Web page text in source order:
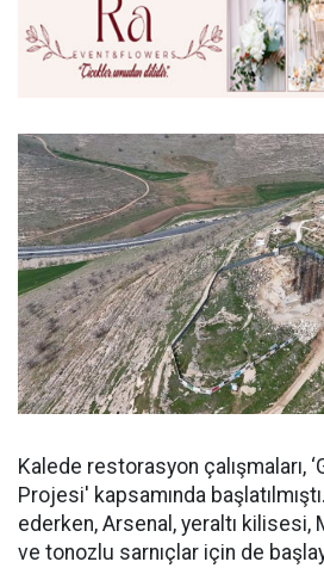
Kalede restorasyon çalışmaları,
Projesi' kapsamında
ederken, Arsenal, yeraltı kilisesi,
ve tonozlu sarnıçlar için de